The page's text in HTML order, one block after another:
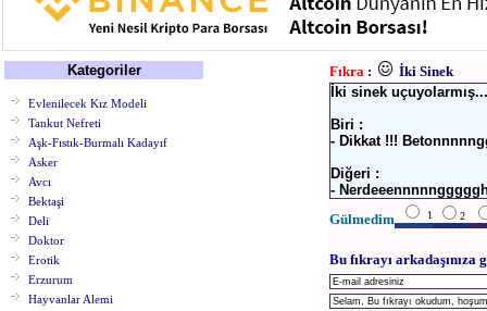
Kategoriler
Evlenilecek Kız Modeli
Tankut Nefreti
Aşk-Fıstık-Burmalı Kadayıf
Asker
Avcı
Bektaşi
Deli
Doktor
Erotik
Erzurum
Hayvanlar Alemi
Fıkra :
İki Sinek
İki sinek uçuyolarmış...
Biri :
- Dikkat !!!
Diğeri :
-
Gülmedim
1 2
Bu fıkrayı arkadaşınıza